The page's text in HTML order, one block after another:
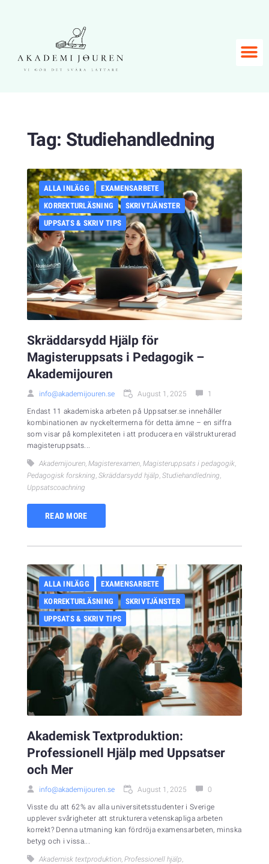
Tag: Studiehandledning
ALLA INLÄGG
EXAMENSARBETE
KORREKTURLÄSNING
SKRIVTJÄNSTER
UPPSATS & SKRIV TIPS
Skräddarsydd Hjälp för
Magisteruppsats i Pedagogik –
Akademijouren
info@akademijouren.se August 1, 2025 1
Endast 11 akademiska arbeten på Uppsatser.se innehåller
kombinationen av nyckeltermerna för detta ämne – en siffra
som visar på komplexiteten i att producera en välstrukturerad
magisteruppsats...
Akademijouren, Magisterexamen, Magisteruppsats i pedagogik,
Pedagogisk forskning, Skräddarsydd hjälp, Studiehandledning,
Uppsatscoachning
READ MORE
ALLA INLÄGG
EXAMENSARBETE
KORREKTURLÄSNING
SKRIVTJÄNSTER
UPPSATS & SKRIV TIPS
Akademisk Textproduktion:
Professionell Hjälp med Uppsatser
och Mer
info@akademijouren.se August 1, 2025 0
Visste du att 62% av alla universitetsstudenter i Sverige
upplever svårigheter att strukturera vetenskapliga arbeten
korrekt? Denna utmaning kan fördröja examensarbeten, minska
betyg och i vissa...
Akademisk textproduktion, Professionell hjälp,